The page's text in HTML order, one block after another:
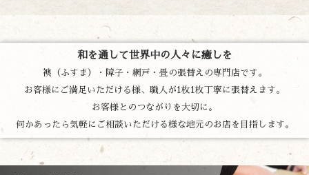
和を通して世界中の人々に癒しを
襖（ふすま）・障子・網戸・畳の張替えの専門店です。
お客様にご満足いただける様、職人が1枚1枚丁寧に張替えます。
お客様とのつながりを大切に。
何かあったら気軽にご相談いただける様な地元のお店を目指します。